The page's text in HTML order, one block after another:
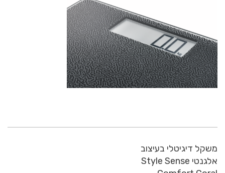
משקל דיגיטלי בעיצוב
אלגנטי Style Sense